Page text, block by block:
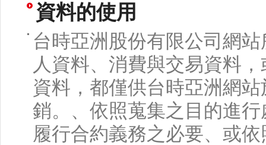
資料的使用
台時亞洲股份有限公司網
人資料、消費與交易資料
資料，都僅供台時亞洲網
銷。、依照蒐集之目的進
履行合約義務之必要、或